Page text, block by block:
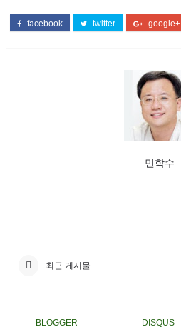
facebook twitter google+
민학수
최근 게시물
BLOGGER DISQUS